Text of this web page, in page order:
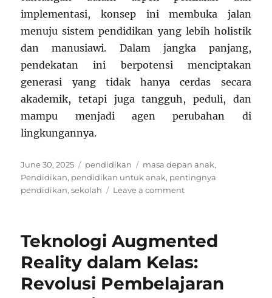
implementasi, konsep ini membuka jalan
menuju sistem pendidikan yang lebih holistik
dan manusiawi. Dalam jangka panjang,
pendekatan ini berpotensi menciptakan
generasi yang tidak hanya cerdas secara
akademik, tetapi juga tangguh, peduli, dan
mampu menjadi agen perubahan di
lingkungannya.
Posted
on
June 30, 2025 Categories
pendidikan Tags
masa depan anak,
Pendidikan, pendidikan untuk anak, pentingnya
pendidikan,sekolah Leave a commenton
Ujian
Diganti
dengan
Proyek
Teknologi Augmented
Reality dalam Kelas:
Revolusi Pembelajaran